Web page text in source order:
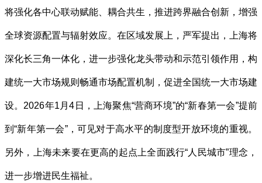
将强化各中心联动赋能、耦合共生，推进跨界融合创新，增强
全球资源配置与辐射效应。在区域发展上，严军提出，上海将
深化长三角一体化，进一步强化龙头带动和示范引领作用，构
建统一大市场规则畅通市场配置机制，促进全国统一大市场建
设。2026年1月4日，上海聚焦“营商环境”的“新春第一会”提前
到“新年第一会”，可见对于高水平的制度型开放环境的重视。
另外，上海未来要在更高的起点上全面践行“人民城市”理念，
进一步增进民生福祉。